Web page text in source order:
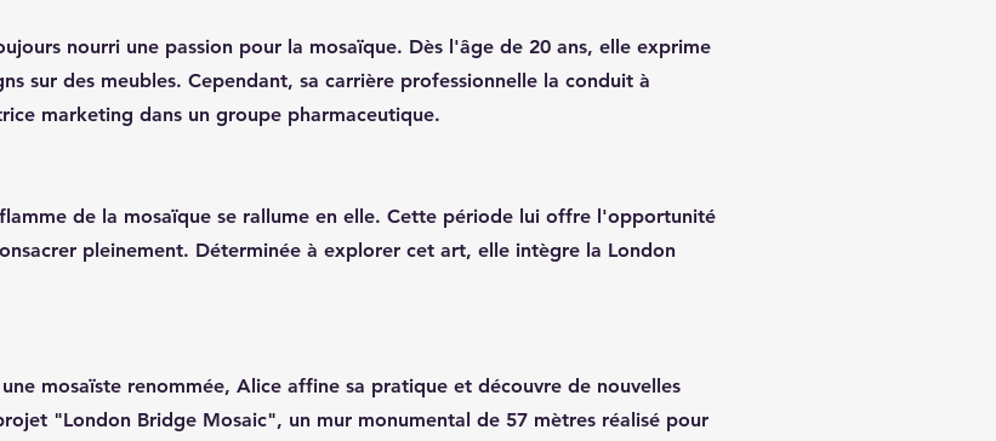
nourri une passion pour la mosaïque. Dès l'âge de 20 ans, elle exprime
sur des meubles. Cependant, sa carrière professionnelle la conduit à
marketing dans un groupe pharmaceutique.
de la mosaïque se rallume en elle. Cette période lui offre l'opportunité
pleinement. Déterminée à explorer cet art, elle intègre la London
mosaïste renommée, Alice affine sa pratique et découvre de nouvelles
"London Bridge Mosaic", un mur monumental de 57 mètres réalisé pour